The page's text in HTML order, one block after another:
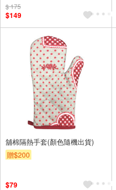
$ 175
$149
舖棉隔熱手套(顏色隨機出貨)
贈$200
$79